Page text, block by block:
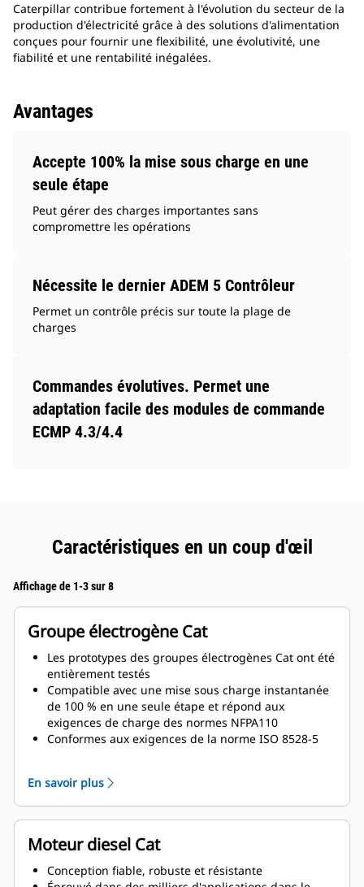
Caterpillar contribue fortement à l'évolution du secteur de la
production d'électricité grâce à des solutions d'alimentation
conçues pour fournir une flexibilité, une évolutivité, une
fiabilité et une rentabilité inégalées.
Avantages
Accepte 100% la mise sous charge en une
seule étape
Peut gérer des charges importantes sans
compromettre les opérations
Nécessite le dernier ADEM 5 Contrôleur
Permet un contrôle précis sur toute la plage de
charges
Commandes évolutives. Permet une
adaptation facile des modules de commande
ECMP 4.3/4.4
Caractéristiques en un coup d'œil
Affichage de 1-3 sur 8
Groupe électrogène Cat
Les prototypes des groupes électrogènes Cat ont été
entièrement testés
Compatible avec une mise sous charge instantanée
de 100 % en une seule étape et répond aux
exigences de charge des normes NFPA110
Conformes aux exigences de la norme ISO 8528-5
En savoir plus
Moteur diesel Cat
Conception fiable, robuste et résistante